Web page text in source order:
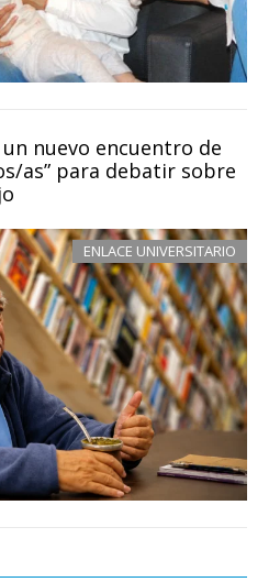
nuevo encuentro de
as” para debatir sobre
ENLACE UNIVERSITARIO